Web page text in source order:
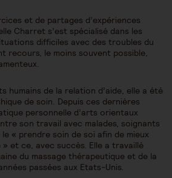
et de partages d’expériences
Charret s’est spécialisé dans les
difficiles avec des troubles du
recours, le moins souvent possible,
humains de la relation d’aide, elle a été
de soin. Depuis ces dernières
personnelle d’arts orientaux
son travail avec malades, soignants
« prendre soin de soi afin de mieux
et ce, avec succès. Elle a travaillé
du massage thérapeutique et de la
passées aux Etats-Unis.